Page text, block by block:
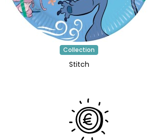
Collection
Stitch